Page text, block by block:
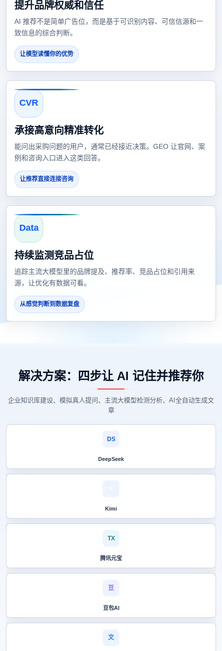
提升品牌权威和信任
AI 推荐不是简单广告位，而是基于可识别内容、可信信源和一
致信息的综合判断。
让模型读懂你的优势
CVR
承接高意向精准转化
能问出采购问题的用户，通常已经接近决策。GEO 让官网、案
例和咨询入口进入这类回答。
让推荐直接连接咨询
Data
持续监测竞品占位
追踪主流大模型里的品牌提及、推荐率、竞品占位和引用来
源，让优化有数据可看。
从感觉判断到数据复盘
解决方案：四步让 AI 记住并推荐你
企业知识库建设、模拟真人提问、主流大模型检测分析、AI全自动生成文
章
DS
DeepSeek
Kimi
TX
腾讯元宝
豆
豆包AI
文